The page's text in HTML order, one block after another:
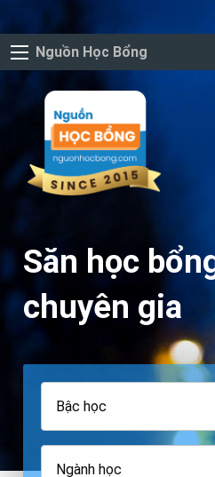
Nguồn Học Bổng
Săn học
chuyên gia